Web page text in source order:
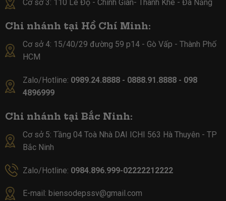
Cơ sở 3: 110 Lê Độ - Chính Gián- Thanh Khê - Đà Nẵng
Chi nhánh tại Hồ Chí Minh:
Cơ sở 4: 15/40/29 đường 59 p14 - Gò Vấp - Thành Phố
HCM
Zalo/Hotline: 0989.24.8888 - 0888.91.8888 - 098
4896999
Chi nhánh tại Bắc Ninh:
Cơ sở 5: Tầng 04 Toà Nhà DAI ICHI 563 Hà Thuyên - TP
Bắc Ninh
Zalo/Hotline: 0984.896.999-02222212222
E-mail: biensodepssv@gmail.com